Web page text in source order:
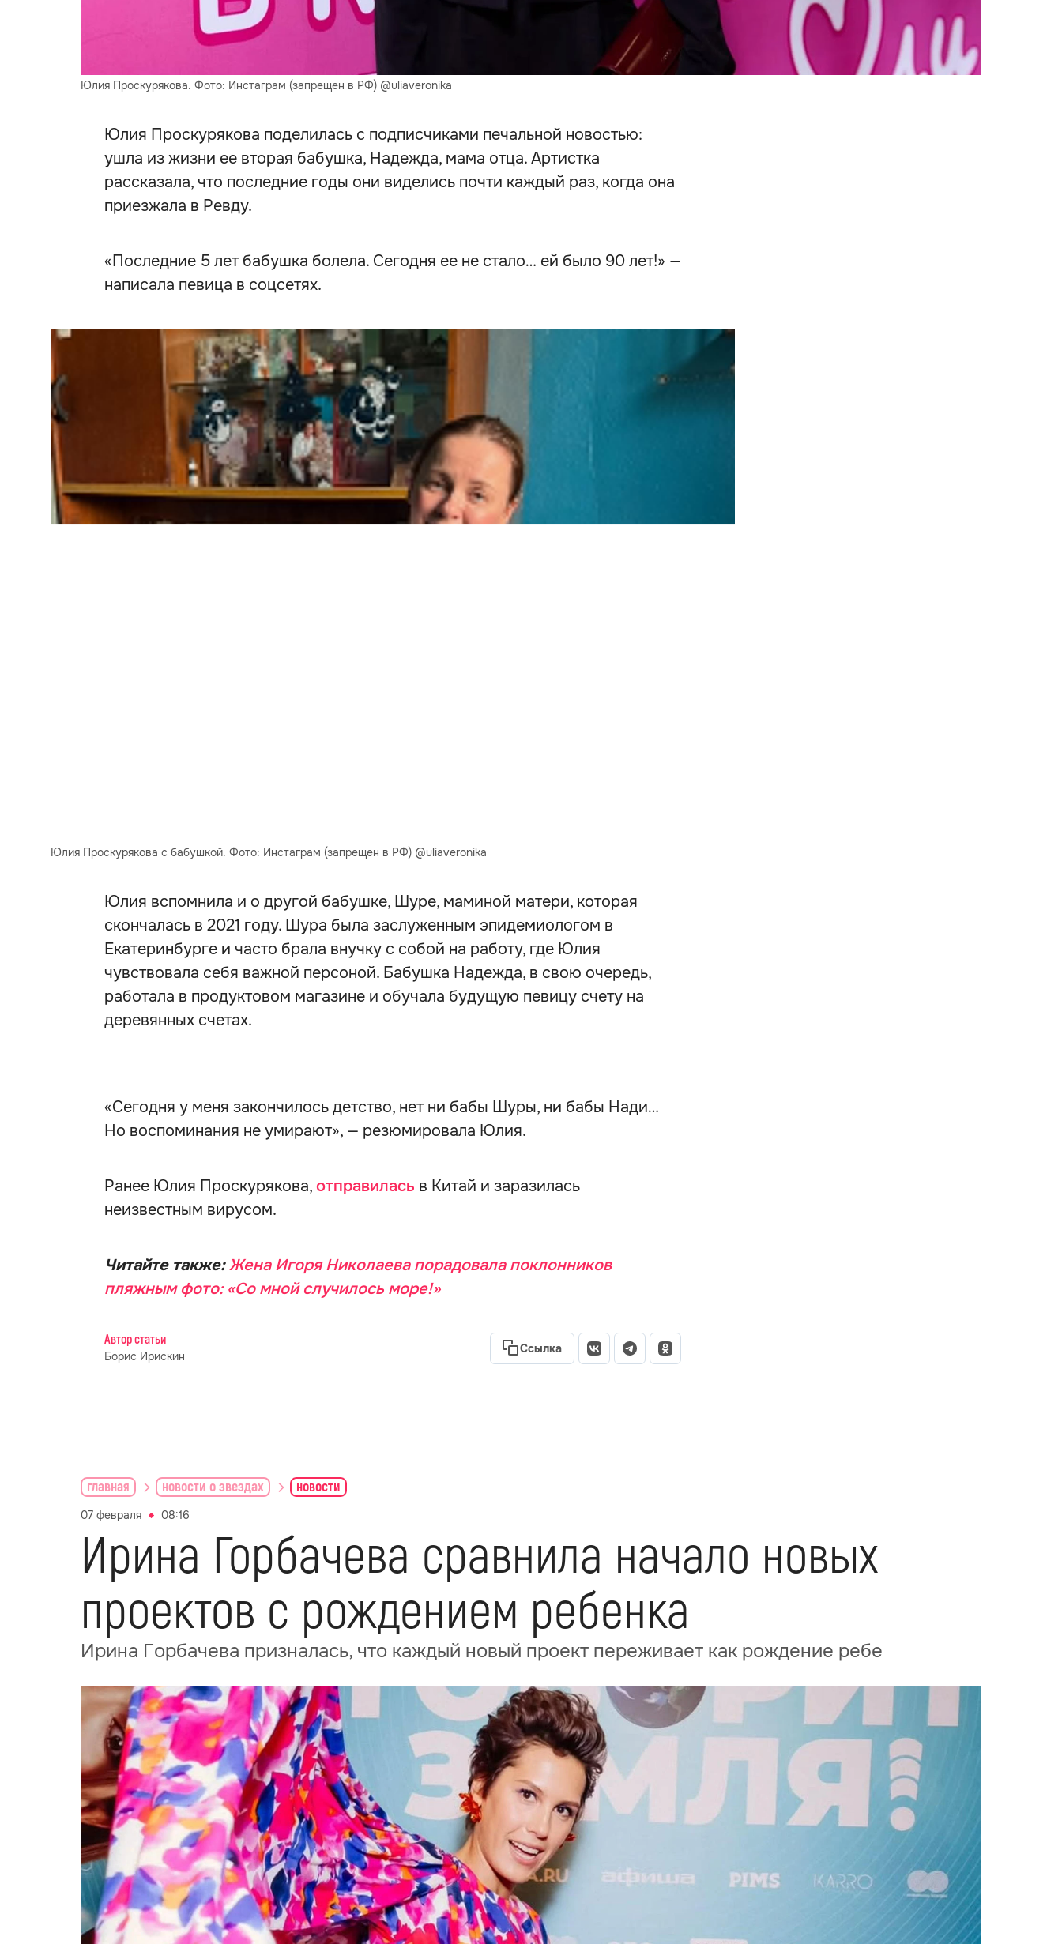
Юлия Проскурякова. Фото: Инстаграм (запрещен в РФ) @uliaveronika
Юлия Проскурякова поделилась с подписчиками печальной новостью:
ушла из жизни ее вторая бабушка, Надежда, мама отца. Артистка
рассказала, что последние годы они виделись почти каждый раз, когда она
приезжала в Ревду.
«Последние 5 лет бабушка болела. Сегодня ее не стало… ей было 90 лет!» —
написала певица в соцсетях.
Юлия Проскурякова с бабушкой. Фото: Инстаграм (запрещен в РФ) @uliaveronika
Юлия вспомнила и о другой бабушке, Шуре, маминой матери, которая
скончалась в 2021 году. Шура была заслуженным эпидемиологом в
Екатеринбурге и часто брала внучку с собой на работу, где Юлия
чувствовала себя важной персоной. Бабушка Надежда, в свою очередь,
работала в продуктовом магазине и обучала будущую певицу счету на
деревянных счетах.
«Сегодня у меня закончилось детство, нет ни бабы Шуры, ни бабы Нади…
Но воспоминания не умирают», — резюмировала Юлия.
Ранее Юлия Проскурякова, отправилась в Китай и заразилась
неизвестным вирусом.
Читайте также:Жена Игоря Николаева порадовала поклонников
пляжным фото: «Со мной случилось море!»
Автор статьи
Борис Ирискин
Ссылка
главная новости о звездах новости
07 февраля 08:16
Ирина Горбачева сравнила начало новых
проектов с рождением ребенка
Ирина Горбачева призналась, что каждый новый проект переживает как рождение ребе